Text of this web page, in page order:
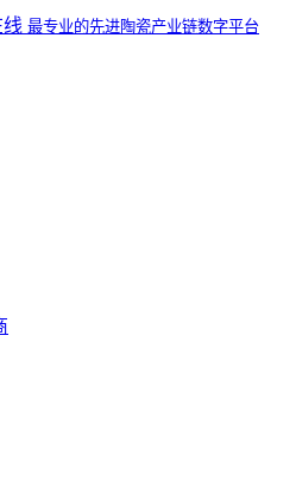
最专业的先进陶瓷产业链数字平台